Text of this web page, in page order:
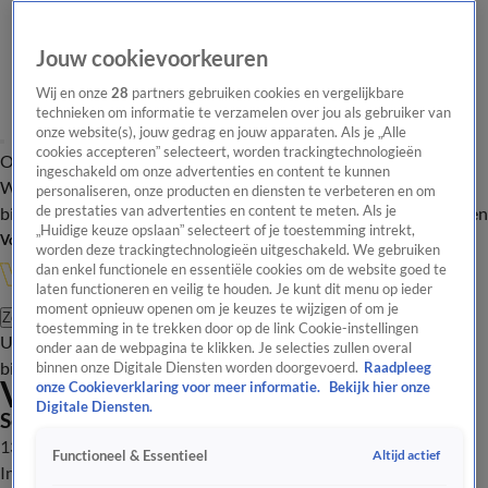
Overzicht Onze programma's Uitzendingen Onze gezichten
In de
WandelgangenInterviewsUitzending
bijwonenPodcastShopVeelgestelde vragenKijkersvraag insturen
Volg Vandaag Inside
Zoeken
UitzendingenVandaag InsideDe OranjezomerShopUitzending
bijwonen
Veronica Inside
Seizoen 2019, aflevering 64
13 apr 2020, 20:30
In de bekende opstelling bespreken Wilfred, Johan, René en
Jouw cookievoorkeuren
Wij en onze28 partners gebruiken cookies en vergelijkbare
technieken om informatie te verzamelen over jou als gebruiker van
onze website(s), jouw gedrag en jouw apparaten. Als je „Alle
cookies accepteren” selecteert, worden trackingtechnologieën
ingeschakeld om onze advertenties en content te kunnen
personaliseren, onze producten en diensten te verbeteren en om
de prestaties van advertenties en content te meten. Als je
„Huidige keuze opslaan” selecteert of je toestemming intrekt,
worden deze trackingtechnologieën uitgeschakeld. We gebruiken
dan enkel functionele en essentiële cookies om de website goed te
laten functioneren en veilig te houden. Je kunt dit menu op ieder
moment opnieuw openen om je keuzes te wijzigen of om je
toestemming in te trekken door op de link Cookie-instellingen
onder aan de webpagina te klikken. Je selecties zullen overal
binnen onze Digitale Diensten worden doorgevoerd. Raadpleeg
onze Cookieverklaring voor meer informatie.
Bekijk hier onze
Digitale Diensten.
Functioneel & Essentieel Altijd actief